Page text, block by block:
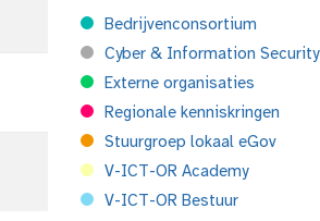
Bedrijvenconsortium
Cyber & Information Security
Externe organisaties
Regionale kenniskringen
Stuurgroep lokaal eGov
V-ICT-OR Academy
V-ICT-OR Bestuur